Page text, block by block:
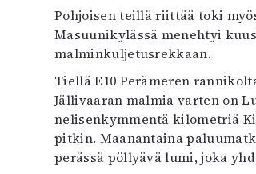
Pohjoisen teillä riittää toki
Masuunikylässä menehtyi
malminkuljetusrekkaan.
Tiellä E10 Perämeren
Jällivaaran malmia varten on
nelisenkymmentä kilometriä
pitkin. Maanantaina
perässä pöllyävä lumi, joka